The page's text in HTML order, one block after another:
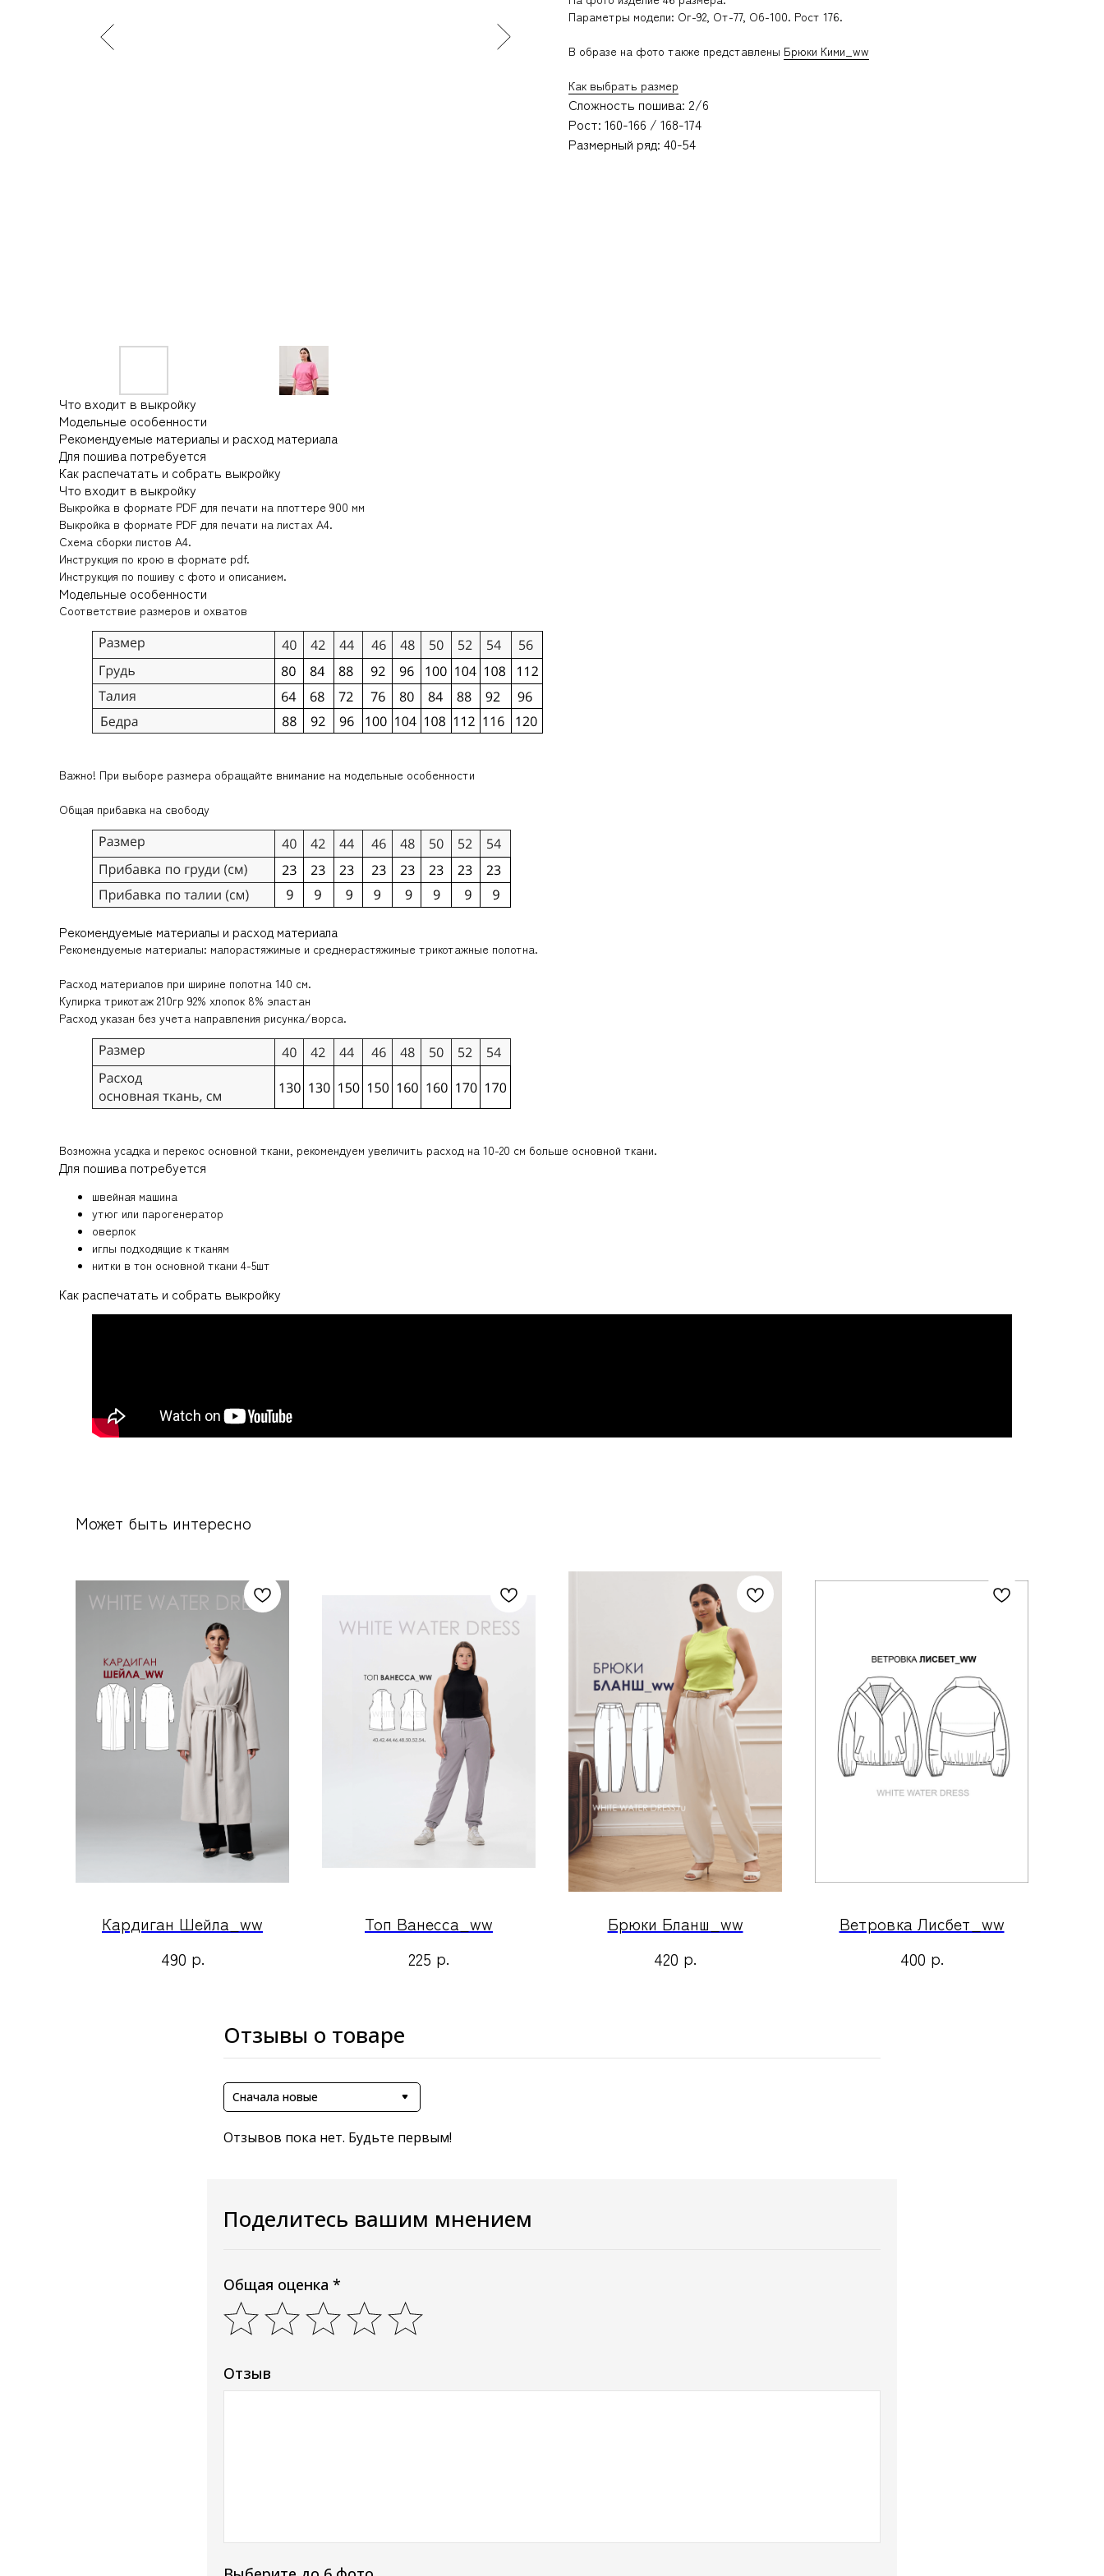
Параметры модели: Ог-92, От-77, Об-100. Рост 176.
В образе на фото также представлены Брюки Кими_ww
Как выбрать размер
Сложность пошива: 2/6
Рост: 160-166 / 168-174
Размерный ряд: 40-54
Что входит в выкройку
Модельные особенности
Рекомендуемые материалы и расход материала
Для пошива потребуется
Как распечатать и собрать выкройку
Что входит в выкройку
Выкройка в формате PDF для печати на плоттере 900 мм
Выкройка в формате PDF для печати на листах А4.
Схема сборки листов А4.
Инструкция по крою в формате pdf.
Инструкция по пошиву с фото и описанием.
Модельные особенности
Соответствие размеров и охватов
Важно! При выборе размера обращайте внимание на модельные особенности
Общая прибавка на свободу
Рекомендуемые материалы и расход материала
Рекомендуемые материалы: малорастяжимые и среднерастяжимые трикотажные полотна.
Расход материалов при ширине полотна 140 см.
Кулирка трикотаж 210гр 92% хлопок 8% эластан
Расход указан без учета направления рисунка/ворса.
Возможна усадка и перекос основной ткани, рекомендуем увеличить расход на 10-20 см больше основной ткани.
Для пошива потребуется
швейная машина
утюг или парогенератор
оверлок
иглы подходящие к тканям
нитки в тон основной ткани 4-5шт
Как распечатать и собрать выкройку
Может быть интересно
Кардиган Шейла_ww
490 р.
Топ Ванесса_ww
225 р.
Брюки Бланш_ww
420 р.
Ветровка Лисбет_ww
400 р.
Отзывы о товаре
Сначала новые
Отзывов пока нет. Будьте первым!
Поделитесь вашим мнением
Общая оценка *
Отзыв